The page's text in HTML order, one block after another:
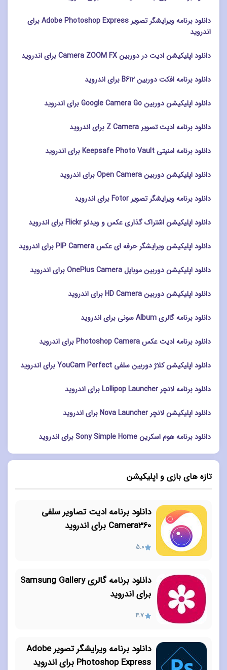
دانلود برنامه ویرایشگر تصویر Adobe Photoshop Express برای
اندروید
دانلود اپلیکیشن ادیت در دوربین Camera ZOOM FX برای اندروید
دانلود برنامه افکت دوربین B612 برای اندروید
دانلود اپلیکیشن دوربین Google Camera Go برای اندروید
دانلود برنامه ادیت تصویر Z Camera برای اندروید
دانلود برنامه امنیتی Keepsafe Photo Vault برای اندروید
دانلود اپلیکیشن دوربین Open Camera برای اندروید
دانلود برنامه ویرایشگر تصویر Fotor برای اندروید
دانلود اپلیکیشن اشتراک گذاری عکس و ویدئو Flickr برای اندروید
دانلود اپلیکیشن ویرایشگر حرفه ای عکس PIP Camera برای اندروید
دانلود اپلیکیشن دوربین موبایل OnePlus Camera برای اندروید
دانلود اپلیکیشن دوربین HD Camera برای اندروید
دانلود برنامه گالری Album سونی برای اندروید
دانلود برنامه ادیت عکس Photoshop Camera برای اندروید
دانلود اپلیکیشن کلاژ دوربین سلفی YouCam Perfect برای اندروید
دانلود برنامه لانچر Lollipop Launcher برای اندروید
دانلود اپلیکیشن لانچر Nova Launcher برای اندروید
دانلود برنامه هوم اسکرین Sony Simple Home برای اندروید
تازه های بازی و اپلیکیشن
دانلود برنامه ادیت تصاویر سلفی
Camera360 برای اندروید
5.0
دانلود برنامه گالری Samsung Gallery
برای اندروید
4.7
دانلود برنامه ویرایشگر تصویر Adobe
Photoshop Express برای اندروید